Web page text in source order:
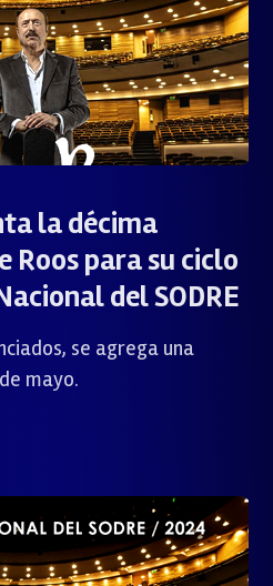
la décima
Roos para su ciclo
del SODRE
se agrega una
mayo.